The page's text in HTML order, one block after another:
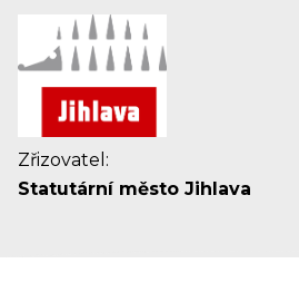
Zřizovatel:
Statutární město Jihlava